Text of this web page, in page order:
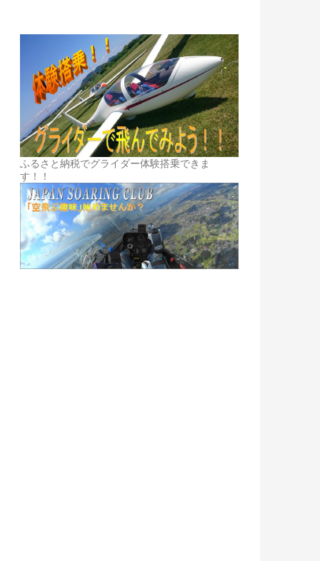
ふるさと納税でグライダー体験搭乗できま
す！！